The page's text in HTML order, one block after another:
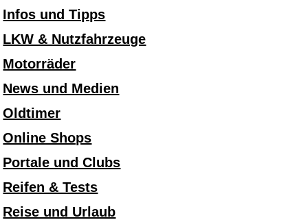
Infos und Tipps
LKW & Nutzfahrzeuge
Motorräder
News und Medien
Oldtimer
Online Shops
Portale und Clubs
Reifen & Tests
Reise und Urlaub